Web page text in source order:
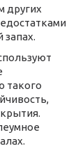
других
такого